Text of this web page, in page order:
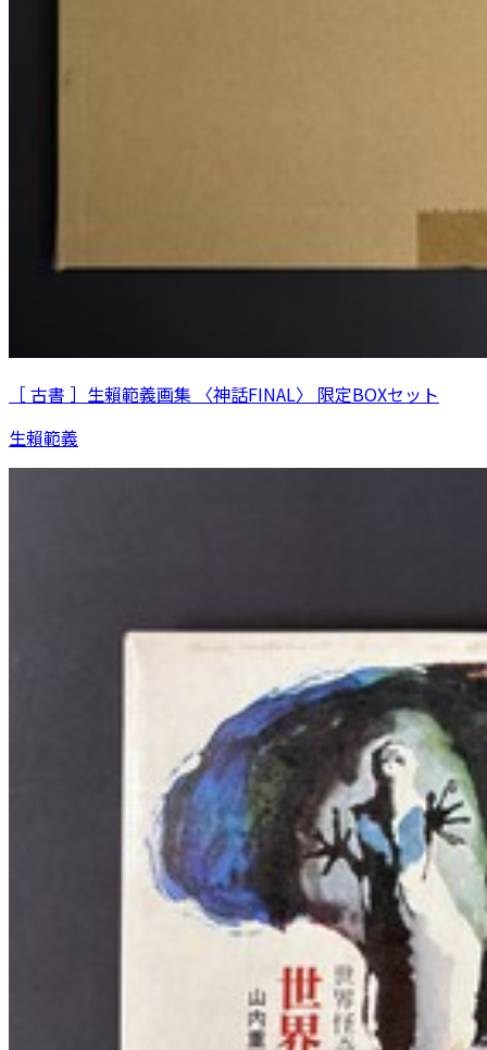
［ 古書 ］生賴範義画集 〈神話FINAL〉 限定BOXセット
生賴範義